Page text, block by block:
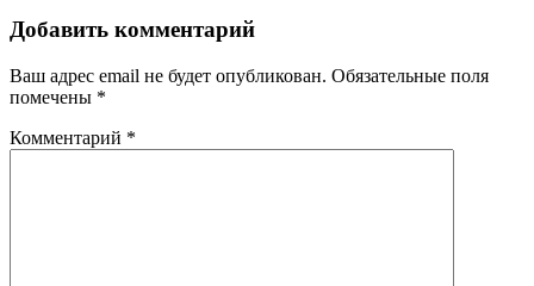
Добавить комментарий
Ваш адрес email не будет опубликован. Обязательные поля
помечены *
Комментарий *